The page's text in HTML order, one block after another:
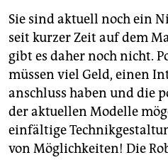
Sie sind aktuell noch ein
seit kurzer Zeit auf dem
gibt es daher noch nicht.
müssen viel Geld, einen
anschluss haben und die
der aktuellen Modelle
einfältige
von Möglichkeiten! Die